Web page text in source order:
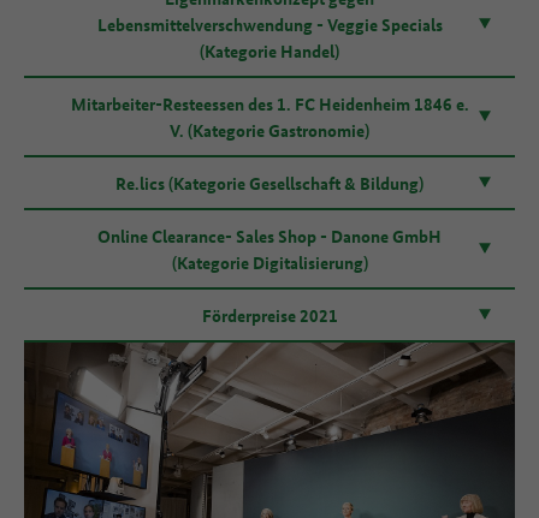
Lebensmittelverschwendung - Veggie Specials
(Kategorie Handel)
Mitarbeiter-Resteessen des 1. FC Heidenheim 1846 e.
V. (Kategorie Gastronomie)
Re.lics (Kategorie Gesellschaft & Bildung)
Online Clearance- Sales Shop - Danone GmbH
(Kategorie Digitalisierung)
Förderpreise 2021